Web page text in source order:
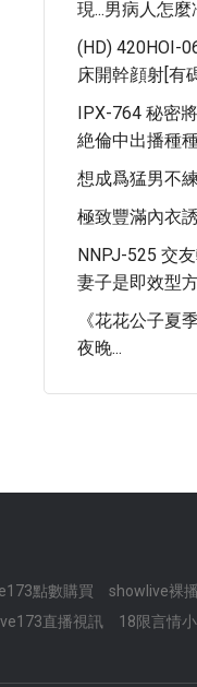
現...男病人怎麼
(HD) 420HOI-
床開幹顔射[有
IPX-764 秘密
絶倫中出播種
想成爲猛男不
極致豐滿內衣
NNPJ-525 交
妻子是即效型
《花花公子夏
夜晚...
點數購買 showlive裸
直播視訊 18限言情